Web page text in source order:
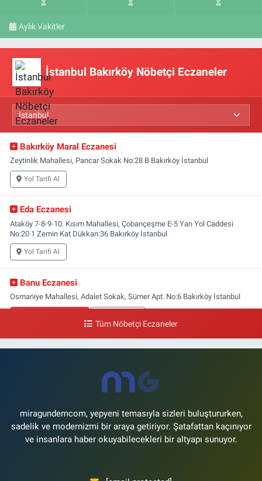
Aylık Vakitler
İstanbul Bakırköy Nöbetçi Eczaneler
Bakırköy Maral Eczanesi
Zeytinlik Mahallesi, Pancar Sokak No:28 B Bakırköy İstanbul
Yol Tarifi Al
Eda Eczanesi
Ataköy 7-8-9-10. Kısım Mahallesi, Çobançeşme E-5 Yan Yol Caddesi
No:20 1 Zemin Kat Dükkan:36 Bakırköy İstanbul
Yol Tarifi Al
Banu Eczanesi
Osmaniye Mahallesi, Adalet Sokak, Sümer Apt. No:6 Bakırköy İstanbul
Yol Tarifi Al
Humay Eczanesi
Kartaltepe Mahallesi, Umut Sokak No:17 A Bakırköy İstanbul
Tüm Nöbetçi Eczaneler
miragundemcom, yepyeni temasıyla sizleri buluştururken,
sadelik ve modernizmi bir araya getiriyor. Şatafattan kaçınıyor
ve insanlara haber okuyabilecekleri bir altyapı sunuyor.